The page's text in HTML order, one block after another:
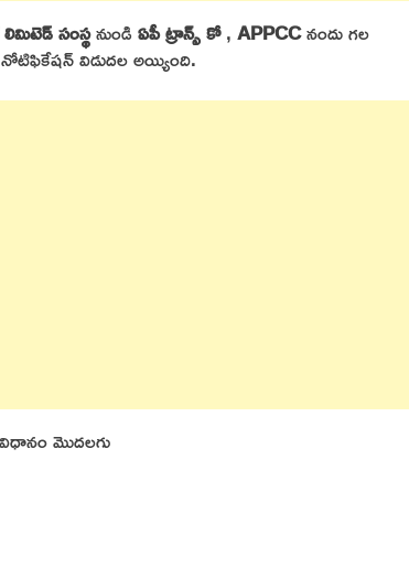
సంస్థనుండిఏపీ ట్రాన్స్ కో,APPCCనందు గల
నోటిఫికేషన్ విడుదల అయ్యింది.
మొదలగు